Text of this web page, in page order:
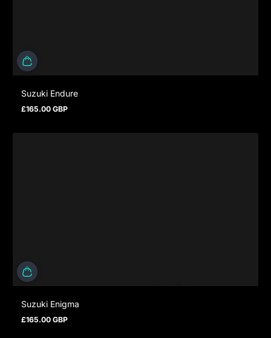
Suzuki Endure
Regulärer Preis
£165.00 GBP
Suzuki Enigma
Regulärer Preis
£165.00 GBP